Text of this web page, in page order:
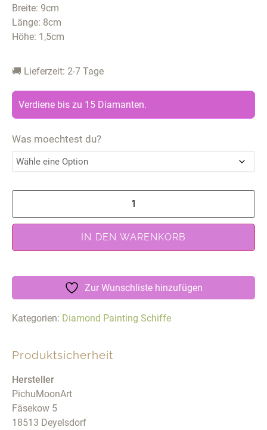
Breite: 9cm
Länge: 8cm
Höhe: 1,5cm
🚚 Lieferzeit: 2-7 Tage
Verdiene bis zu 15 Diamanten.
Was moechtest du?
IN DEN WARENKORB
Zur Wunschliste hinzufügen
Kategorien: Diamond Painting Schiffe
Produktsicherheit
Hersteller
PichuMoonArt
Fäsekow 5
18513 Deyelsdorf